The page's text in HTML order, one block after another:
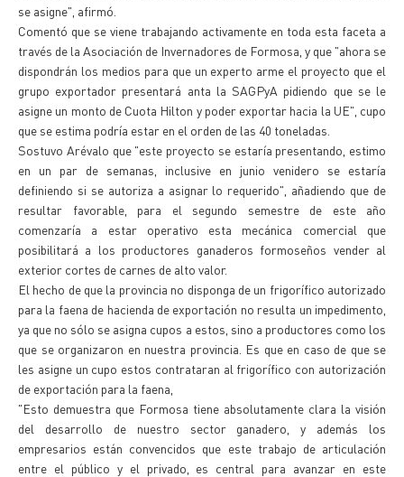
se asigne", afirmó.
Comentó que se viene trabajando activamente en toda esta faceta a
través de la Asociación de Invernadores de Formosa, y que "ahora se
dispondrán los medios para que un experto arme el proyecto que el
grupo exportador presentará anta la SAGPyA pidiendo que se le
asigne un monto de Cuota Hilton y poder exportar hacia la UE", cupo
que se estima podría estar en el orden de las 40 toneladas.
Sostuvo Arévalo que "este proyecto se estaría presentando, estimo
en un par de semanas, inclusive en junio venidero se estaría
definiendo si se autoriza a asignar lo requerido", añadiendo que de
resultar favorable, para el segundo semestre de este año
comenzaría a estar operativo esta mecánica comercial que
posibilitará a los productores ganaderos formoseños vender al
exterior cortes de carnes de alto valor.
El hecho de que la provincia no disponga de un frigorífico autorizado
para la faena de hacienda de exportación no resulta un impedimento,
ya que no sólo se asigna cupos a estos, sino a productores como los
que se organizaron en nuestra provincia. Es que en caso de que se
les asigne un cupo estos contrataran al frigorífico con autorización
de exportación para la faena,
"Esto demuestra que Formosa tiene absolutamente clara la visión
del desarrollo de nuestro sector ganadero, y además los
empresarios están convencidos que este trabajo de articulación
entre el público y el privado, es central para avanzar en este